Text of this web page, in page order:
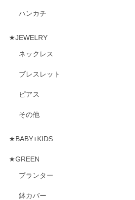
ハンカチ
★JEWELRY
ネックレス
ブレスレット
ピアス
その他
★BABY+KIDS
★GREEN
プランター
鉢カバー